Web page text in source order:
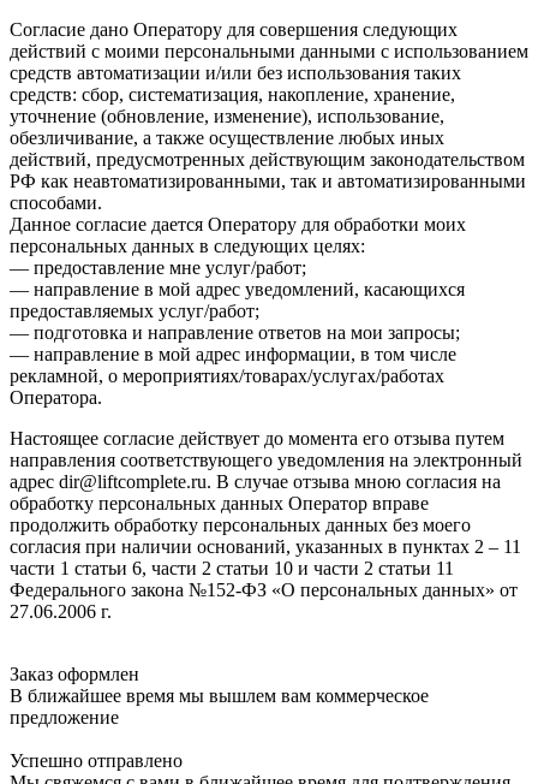
Согласие дано Оператору для совершения следующих
действий с моими персональными данными с использованием
средств автоматизации и/или без использования таких
средств: сбор, систематизация, накопление, хранение,
уточнение (обновление, изменение), использование,
обезличивание, а также осуществление любых иных
действий, предусмотренных действующим законодательством
РФ как неавтоматизированными, так и автоматизированными
способами.
Данное согласие дается Оператору для обработки моих
персональных данных в следующих целях:
— предоставление мне услуг/работ;
— направление в мой адрес уведомлений, касающихся
предоставляемых услуг/работ;
— подготовка и направление ответов на мои запросы;
— направление в мой адрес информации, в том числе
рекламной, о мероприятиях/товарах/услугах/работах
Оператора.
Настоящее согласие действует до момента его отзыва путем
направления соответствующего уведомления на электронный
адрес dir@liftcomplete.ru. В случае отзыва мною согласия на
обработку персональных данных Оператор вправе
продолжить обработку персональных данных без моего
согласия при наличии оснований, указанных в пунктах 2 – 11
части 1 статьи 6, части 2 статьи 10 и части 2 статьи 11
Федерального закона №152-ФЗ «О персональных данных» от
27.06.2006 г.
Заказ оформлен
В ближайшее время мы вышлем вам коммерческое
предложение
Успешно отправлено